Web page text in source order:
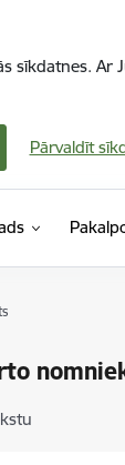
sīkdatnes.
Pārvaldīt